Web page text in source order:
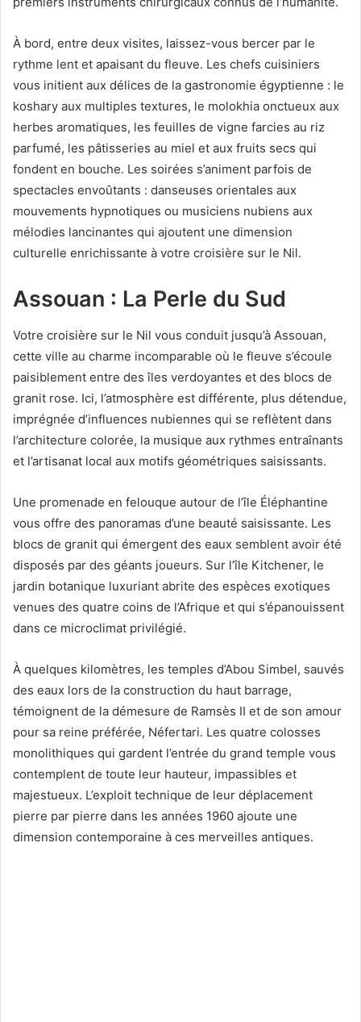
À bord, entre deux visites, laissez-vous bercer par le
rythme lent et apaisant du fleuve. Les chefs cuisiniers
vous initient aux délices de la gastronomie égyptienne : le
koshary aux multiples textures, le molokhia onctueux aux
herbes aromatiques, les feuilles de vigne farcies au riz
parfumé, les pâtisseries au miel et aux fruits secs qui
fondent en bouche. Les soirées s’animent parfois de
spectacles envoûtants : danseuses orientales aux
mouvements hypnotiques ou musiciens nubiens aux
mélodies lancinantes qui ajoutent une dimension
culturelle enrichissante à votre croisière sur le Nil.
Assouan : La Perle du Sud
Votre croisière sur le Nil vous conduit jusqu’à Assouan,
cette ville au charme incomparable où le fleuve s’écoule
paisiblement entre des îles verdoyantes et des blocs de
granit rose. Ici, l’atmosphère est différente, plus détendue,
imprégnée d’influences nubiennes qui se reflètent dans
l’architecture colorée, la musique aux rythmes entraînants
et l’artisanat local aux motifs géométriques saisissants.
Une promenade en felouque autour de l’île Éléphantine
vous offre des panoramas d’une beauté saisissante. Les
blocs de granit qui émergent des eaux semblent avoir été
disposés par des géants joueurs. Sur l’île Kitchener, le
jardin botanique luxuriant abrite des espèces exotiques
venues des quatre coins de l’Afrique et qui s’épanouissent
dans ce microclimat privilégié.
À quelques kilomètres, les temples d’Abou Simbel, sauvés
des eaux lors de la construction du haut barrage,
témoignent de la démesure de Ramsès II et de son amour
pour sa reine préférée, Néfertari. Les quatre colosses
monolithiques qui gardent l’entrée du grand temple vous
contemplent de toute leur hauteur, impassibles et
majestueux. L’exploit technique de leur déplacement
pierre par pierre dans les années 1960 ajoute une
dimension contemporaine à ces merveilles antiques.